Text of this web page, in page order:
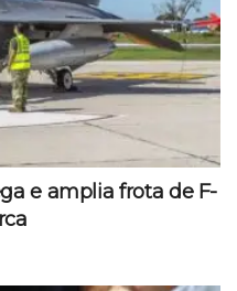
e amplia frota de F-